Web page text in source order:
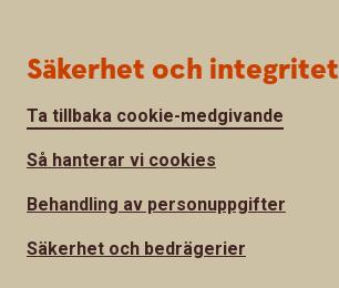
Säkerhet och integritet
Ta tillbaka cookie-medgivande
Så hanterar vi cookies
Behandling av personuppgifter
Säkerhet och bedrägerier